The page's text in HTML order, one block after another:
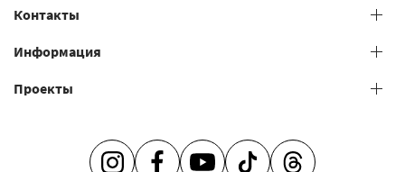
Контакты
+38 (073) 606 74 43 Grooming
Информация
Общие условия предоставления услуг
Проекты
Салоны груминга
Наставничество